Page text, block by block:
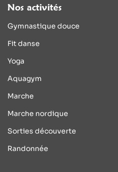
Nos activités
Gymnastique douce
Fit danse
Yoga
Aquagym
Marche
Marche nordique
Sorties découverte
Randonnée